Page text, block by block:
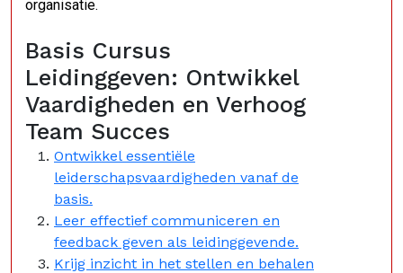
organisatie.
Basis Cursus
Leidinggeven: Ontwikkel
Vaardigheden en Verhoog
Team Succes
Ontwikkel essentiële
leiderschapsvaardigheden vanaf de
basis.
Leer effectief communiceren en
feedback geven als leidinggevende.
Krijg inzicht in het stellen en behalen